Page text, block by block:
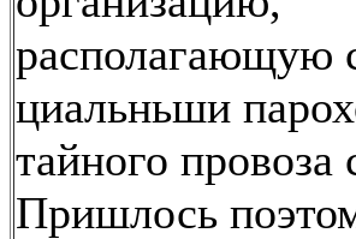
располагающую
циальньши
тайного провоза
Пришлось